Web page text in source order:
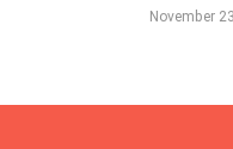
November